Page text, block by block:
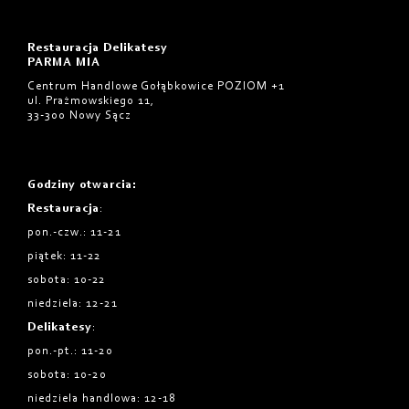
Restauracja Delikatesy
PARMA MIA
Centrum Handlowe Gołąbkowice POZIOM +1
ul. Prażmowskiego 11,
33-300 Nowy Sącz
Godziny otwarcia :
Restauracja :
pon.-czw.: 11-21
piątek: 11-22
sobota: 10-22
niedziela: 12-21
Delikatesy:
pon.-pt.: 11-20
sobota: 10-20
niedziela handlowa: 12-18